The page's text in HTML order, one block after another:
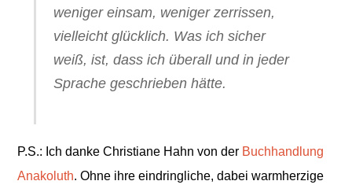
weniger einsam, weniger zerrissen,
vielleicht glücklich. Was ich sicher
weiß, ist, dass ich überall und in jeder
Sprache geschrieben hätte.
P.S.: Ich danke Christiane Hahn von der Buchhandlung
Anakoluth. Ohne ihre eindringliche, dabei warmherzige